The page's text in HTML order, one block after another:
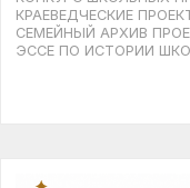
КРАЕВЕДЧЕСКИЕ
СЕМЕЙНЫЙ АРХИВ
ЭССЕ ПО ИСТОРИИ